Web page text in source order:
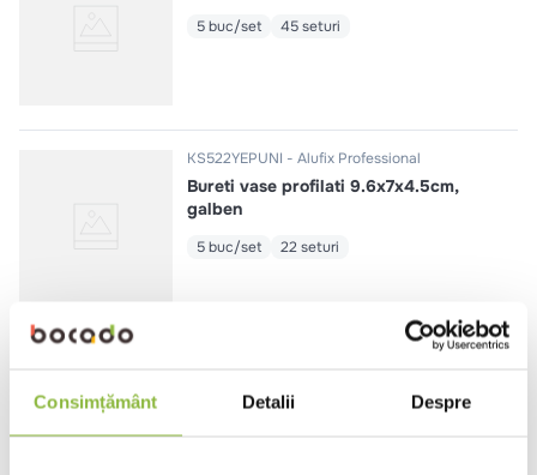
Consimțământ Detalii Despre
5 buc/set 45 seturi
KS522YEPUNI Alufix Professional
Bureti vase profilati 9.6x7x4.5cm,
galben
5 buc/set 22 seturi